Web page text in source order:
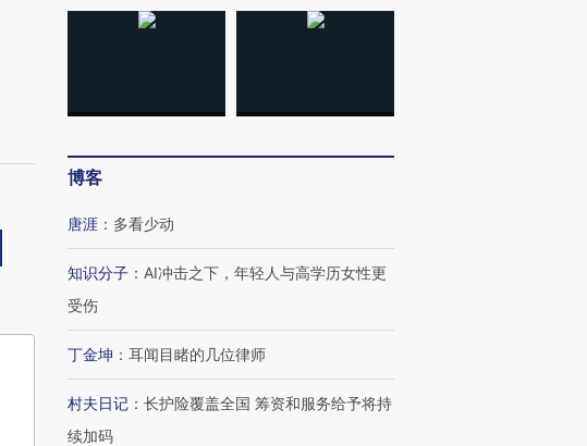
博客
唐涯 ： 多看少动
知识分子 ： AI冲击之下，年轻人与高学历女性更
受伤
丁金坤 ： 耳闻目睹的几位律师
村夫日记 ： 长护险覆盖全国 筹资和服务给予将持
续加码